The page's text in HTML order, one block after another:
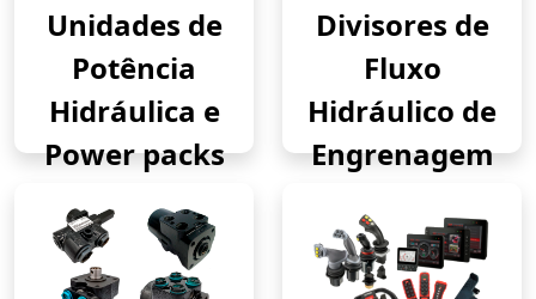
Unidades de
Potência
Hidráulica e
Power packs
Divisores de
Fluxo
Hidráulico de
Engrenagem